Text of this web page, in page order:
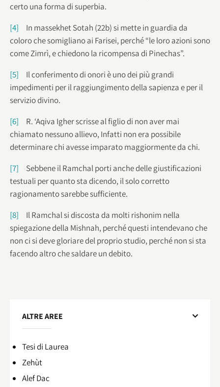
certo una forma di superbia.
[4] In massekhet Sotah (22b) si mette in guardia da
coloro che somigliano ai Farisei, perché “le loro azioni sono
come Zimrì, e chiedono la ricompensa di Pinechas”.
[5] Il conferimento di onori è uno dei più grandi
impedimenti per il raggiungimento della sapienza e per il
servizio divino.
[6] R. ‘Aqiva Igher scrisse al figlio di non aver mai
chiamato nessuno allievo, Infatti non era possibile
determinare chi avesse imparato maggiormente da chi.
[7] Sebbene il Ramchal porti anche delle giustificazioni
testuali per quanto sta dicendo, il solo corretto
ragionamento sarebbe sufficiente.
[8] Il Ramchal si discosta da molti rishonim nella
spiegazione della Mishnah, perché questi intendevano che
non ci si deve gloriare del proprio studio, perché non si sta
facendo altro che saldare un debito.
ALTRE AREE
Tesi di Laurea
Zehùt
Alef Dac